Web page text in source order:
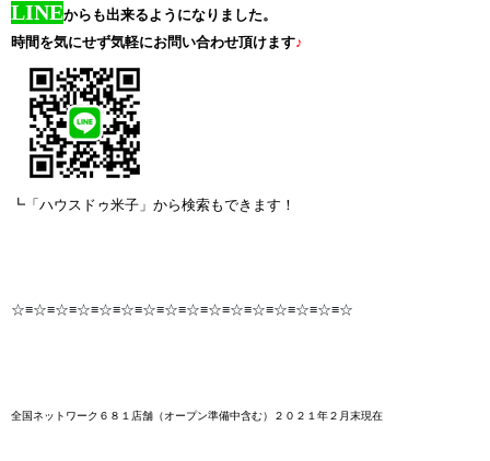
LINEからも出来るようになりました。
時間を気にせず気軽にお問い合わせ頂けます♪
┗「ハウスドゥ米子」から検索もできます！
☆≡☆≡☆≡☆≡☆≡☆≡☆≡☆≡☆≡☆≡☆≡☆≡☆≡☆≡☆≡☆
全国ネットワーク６８１店舗 （オープン準備中含む）２０２１年２月末現在